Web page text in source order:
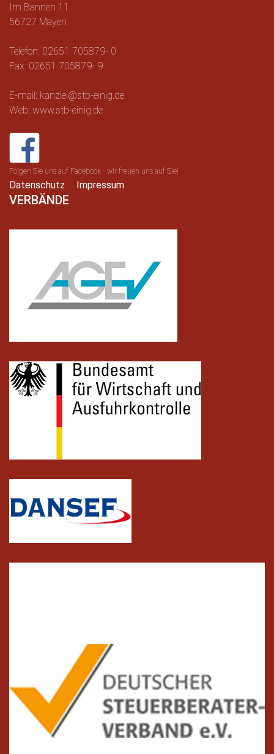
Im Bannen 11
56727 Mayen
Telefon: 02651 705879- 0
Fax: 02651 705879- 9
E-mail: kanzlei@stb-einig.de
Web: www.stb-einig.de
Folgen Sie uns auf Facebook - wir freuen uns auf Sie!
Datenschutz Impressum
VERBÄNDE